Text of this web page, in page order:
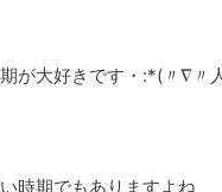
が大好きです・:*(〃∇〃
時期でもありますよね